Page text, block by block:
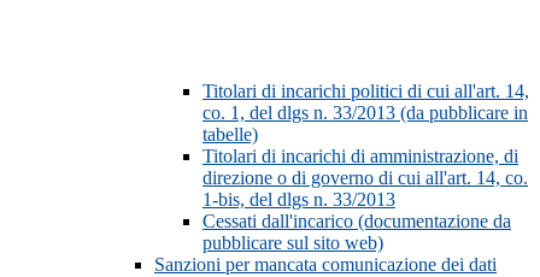
Titolari di incarichi politici di cui all'art. 14,
co. 1, del dlgs n. 33/2013 (da pubblicare in
tabelle)
Titolari di incarichi di amministrazione, di
direzione o di governo di cui all'art. 14, co.
1-bis, del dlgs n. 33/2013
Cessati dall'incarico (documentazione da
pubblicare sul sito web)
Sanzioni per mancata comunicazione dei dati